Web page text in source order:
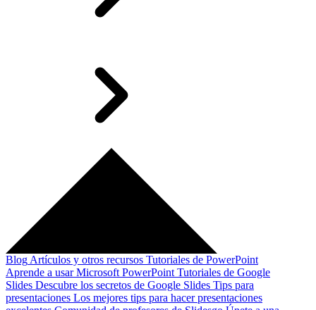
Blog Artículos y otros recursos Tutoriales de PowerPoint
Aprende a usar Microsoft PowerPoint Tutoriales de Google
Slides Descubre los secretos de Google Slides Tips para
presentaciones Los mejores tips para hacer presentaciones